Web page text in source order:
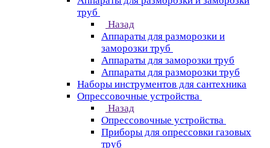
труб
Назад
Аппараты для разморозки и
заморозки труб
Аппараты для заморозки труб
Аппараты для разморозки труб
Наборы инструментов для сантехника
Опрессовочные устройства
Назад
Опрессовочные устройства
Приборы для опрессовки газовых
труб